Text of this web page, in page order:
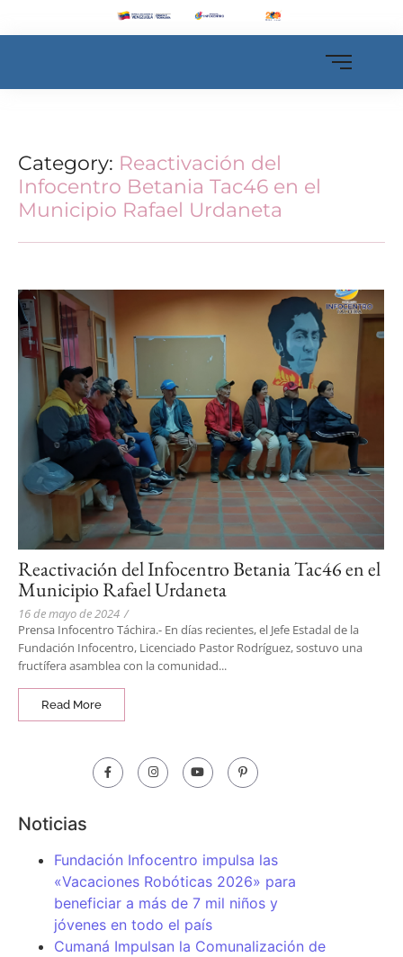
Category: Reactivación del
Infocentro Betania Tac46 en el
Municipio Rafael Urdaneta
Reactivación del Infocentro Betania Tac46 en el
Municipio Rafael Urdaneta
16 de mayo de 2024 /
Prensa Infocentro Táchira.- En días recientes, el Jefe Estadal de la
Fundación Infocentro, Licenciado Pastor Rodríguez, sostuvo una
fructífera asamblea con la comunidad...
Read More
Noticias
Fundación Infocentro impulsa las
«Vacaciones Robóticas 2026» para
beneficiar a más de 7 mil niños y
jóvenes en todo el país
Cumaná Impulsan la Comunalización de